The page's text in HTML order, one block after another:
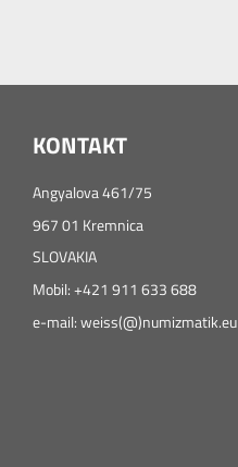
KONTAKT
Angyalova 461/75
967 01 Kremnica
SLOVAKIA
Mobil: +421 911 633 688
e-mail: weiss(@)numizmatik.eu